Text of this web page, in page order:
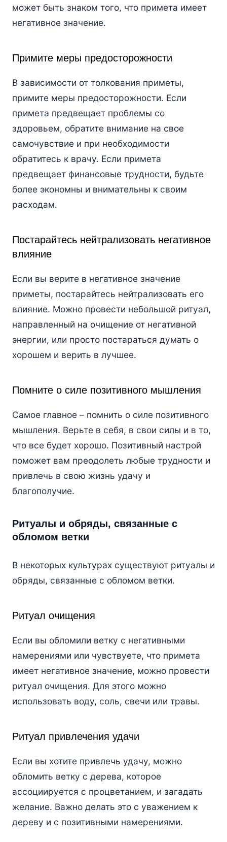
может быть знаком того, что примета имеет
негативное значение.
Примите меры предосторожности
В зависимости от толкования приметы,
примите меры предосторожности. Если
примета предвещает проблемы со
здоровьем, обратите внимание на свое
самочувствие и при необходимости
обратитесь к врачу. Если примета
предвещает финансовые трудности, будьте
более экономны и внимательны к своим
расходам.
Постарайтесь нейтрализовать негативное
влияние
Если вы верите в негативное значение
приметы, постарайтесь нейтрализовать его
влияние. Можно провести небольшой ритуал,
направленный на очищение от негативной
энергии, или просто постараться думать о
хорошем и верить в лучшее.
Помните о силе позитивного мышления
Самое главное – помнить о силе позитивного
мышления. Верьте в себя, в свои силы и в то,
что все будет хорошо. Позитивный настрой
поможет вам преодолеть любые трудности и
привлечь в свою жизнь удачу и
благополучие.
Ритуалы и обряды, связанные с
обломом ветки
В некоторых культурах существуют ритуалы и
обряды, связанные с обломом ветки.
Ритуал очищения
Если вы обломили ветку с негативными
намерениями или чувствуете, что примета
имеет негативное значение, можно провести
ритуал очищения. Для этого можно
использовать воду, соль, свечи или травы.
Ритуал привлечения удачи
Если вы хотите привлечь удачу, можно
обломить ветку с дерева, которое
ассоциируется с процветанием, и загадать
желание. Важно делать это с уважением к
дереву и с позитивными намерениями.